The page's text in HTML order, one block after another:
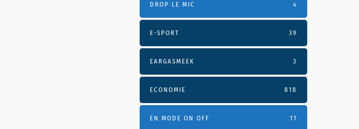
DROP LE MIC 4
E-SPORT 39
EARGASMEEK 3
ECONOMIE 818
EN MODE ON OFF 11